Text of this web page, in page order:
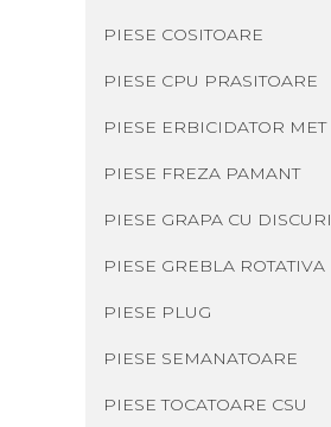
PIESE COSITOARE
PIESE CPU PRASITOARE
PIESE ERBICIDATOR MET
PIESE FREZA PAMANT
PIESE GRAPA CU DISCURI
PIESE GREBLA ROTATIVA
PIESE PLUG
PIESE SEMANATOARE
PIESE TOCATOARE CSU